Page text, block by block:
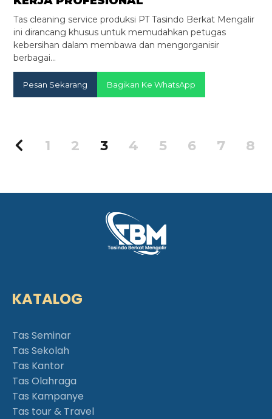
Tas cleaning service produksi PT Tasindo Berkat Mengalir
ini dirancang khusus untuk memudahkan petugas
kebersihan dalam membawa dan mengorganisir
berbagai…
Pesan Sekarang Bagikan Ke WhatsApp
1 2 3 4 5 6 7 8
KATALOG
Tas Seminar
Tas Sekolah
Tas Kantor
Tas Olahraga
Tas Kampanye
Tas tour & Travel